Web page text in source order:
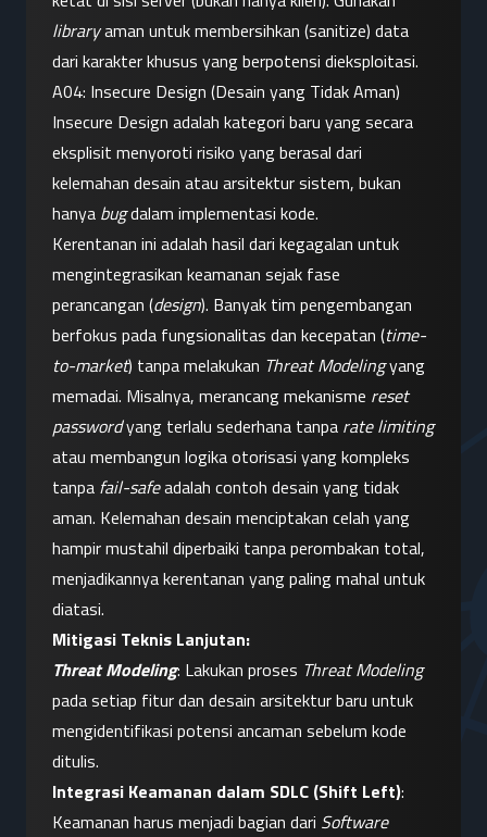
library aman untuk membersihkan (sanitize) data
dari karakter khusus yang berpotensi dieksploitasi.
A04: Insecure Design (Desain yang Tidak Aman)
Insecure Design adalah kategori baru yang secara
eksplisit menyoroti risiko yang berasal dari
kelemahan desain atau arsitektur sistem, bukan
hanya bug dalam implementasi kode.
Kerentanan ini adalah hasil dari kegagalan untuk
mengintegrasikan keamanan sejak fase
perancangan (design). Banyak tim pengembangan
berfokus pada fungsionalitas dan kecepatan (time-
to-market) tanpa melakukan Threat Modeling yang
memadai. Misalnya, merancang mekanisme reset
password yang terlalu sederhana tanpa rate limiting
atau membangun logika otorisasi yang kompleks
tanpa fail-safe adalah contoh desain yang tidak
aman. Kelemahan desain menciptakan celah yang
hampir mustahil diperbaiki tanpa perombakan total,
menjadikannya kerentanan yang paling mahal untuk
diatasi.
Mitigasi Teknis Lanjutan:
Threat Modeling: Lakukan proses Threat Modeling
pada setiap fitur dan desain arsitektur baru untuk
mengidentifikasi potensi ancaman sebelum kode
ditulis.
Integrasi Keamanan dalam SDLC (Shift Left):
Keamanan harus menjadi bagian dari Software